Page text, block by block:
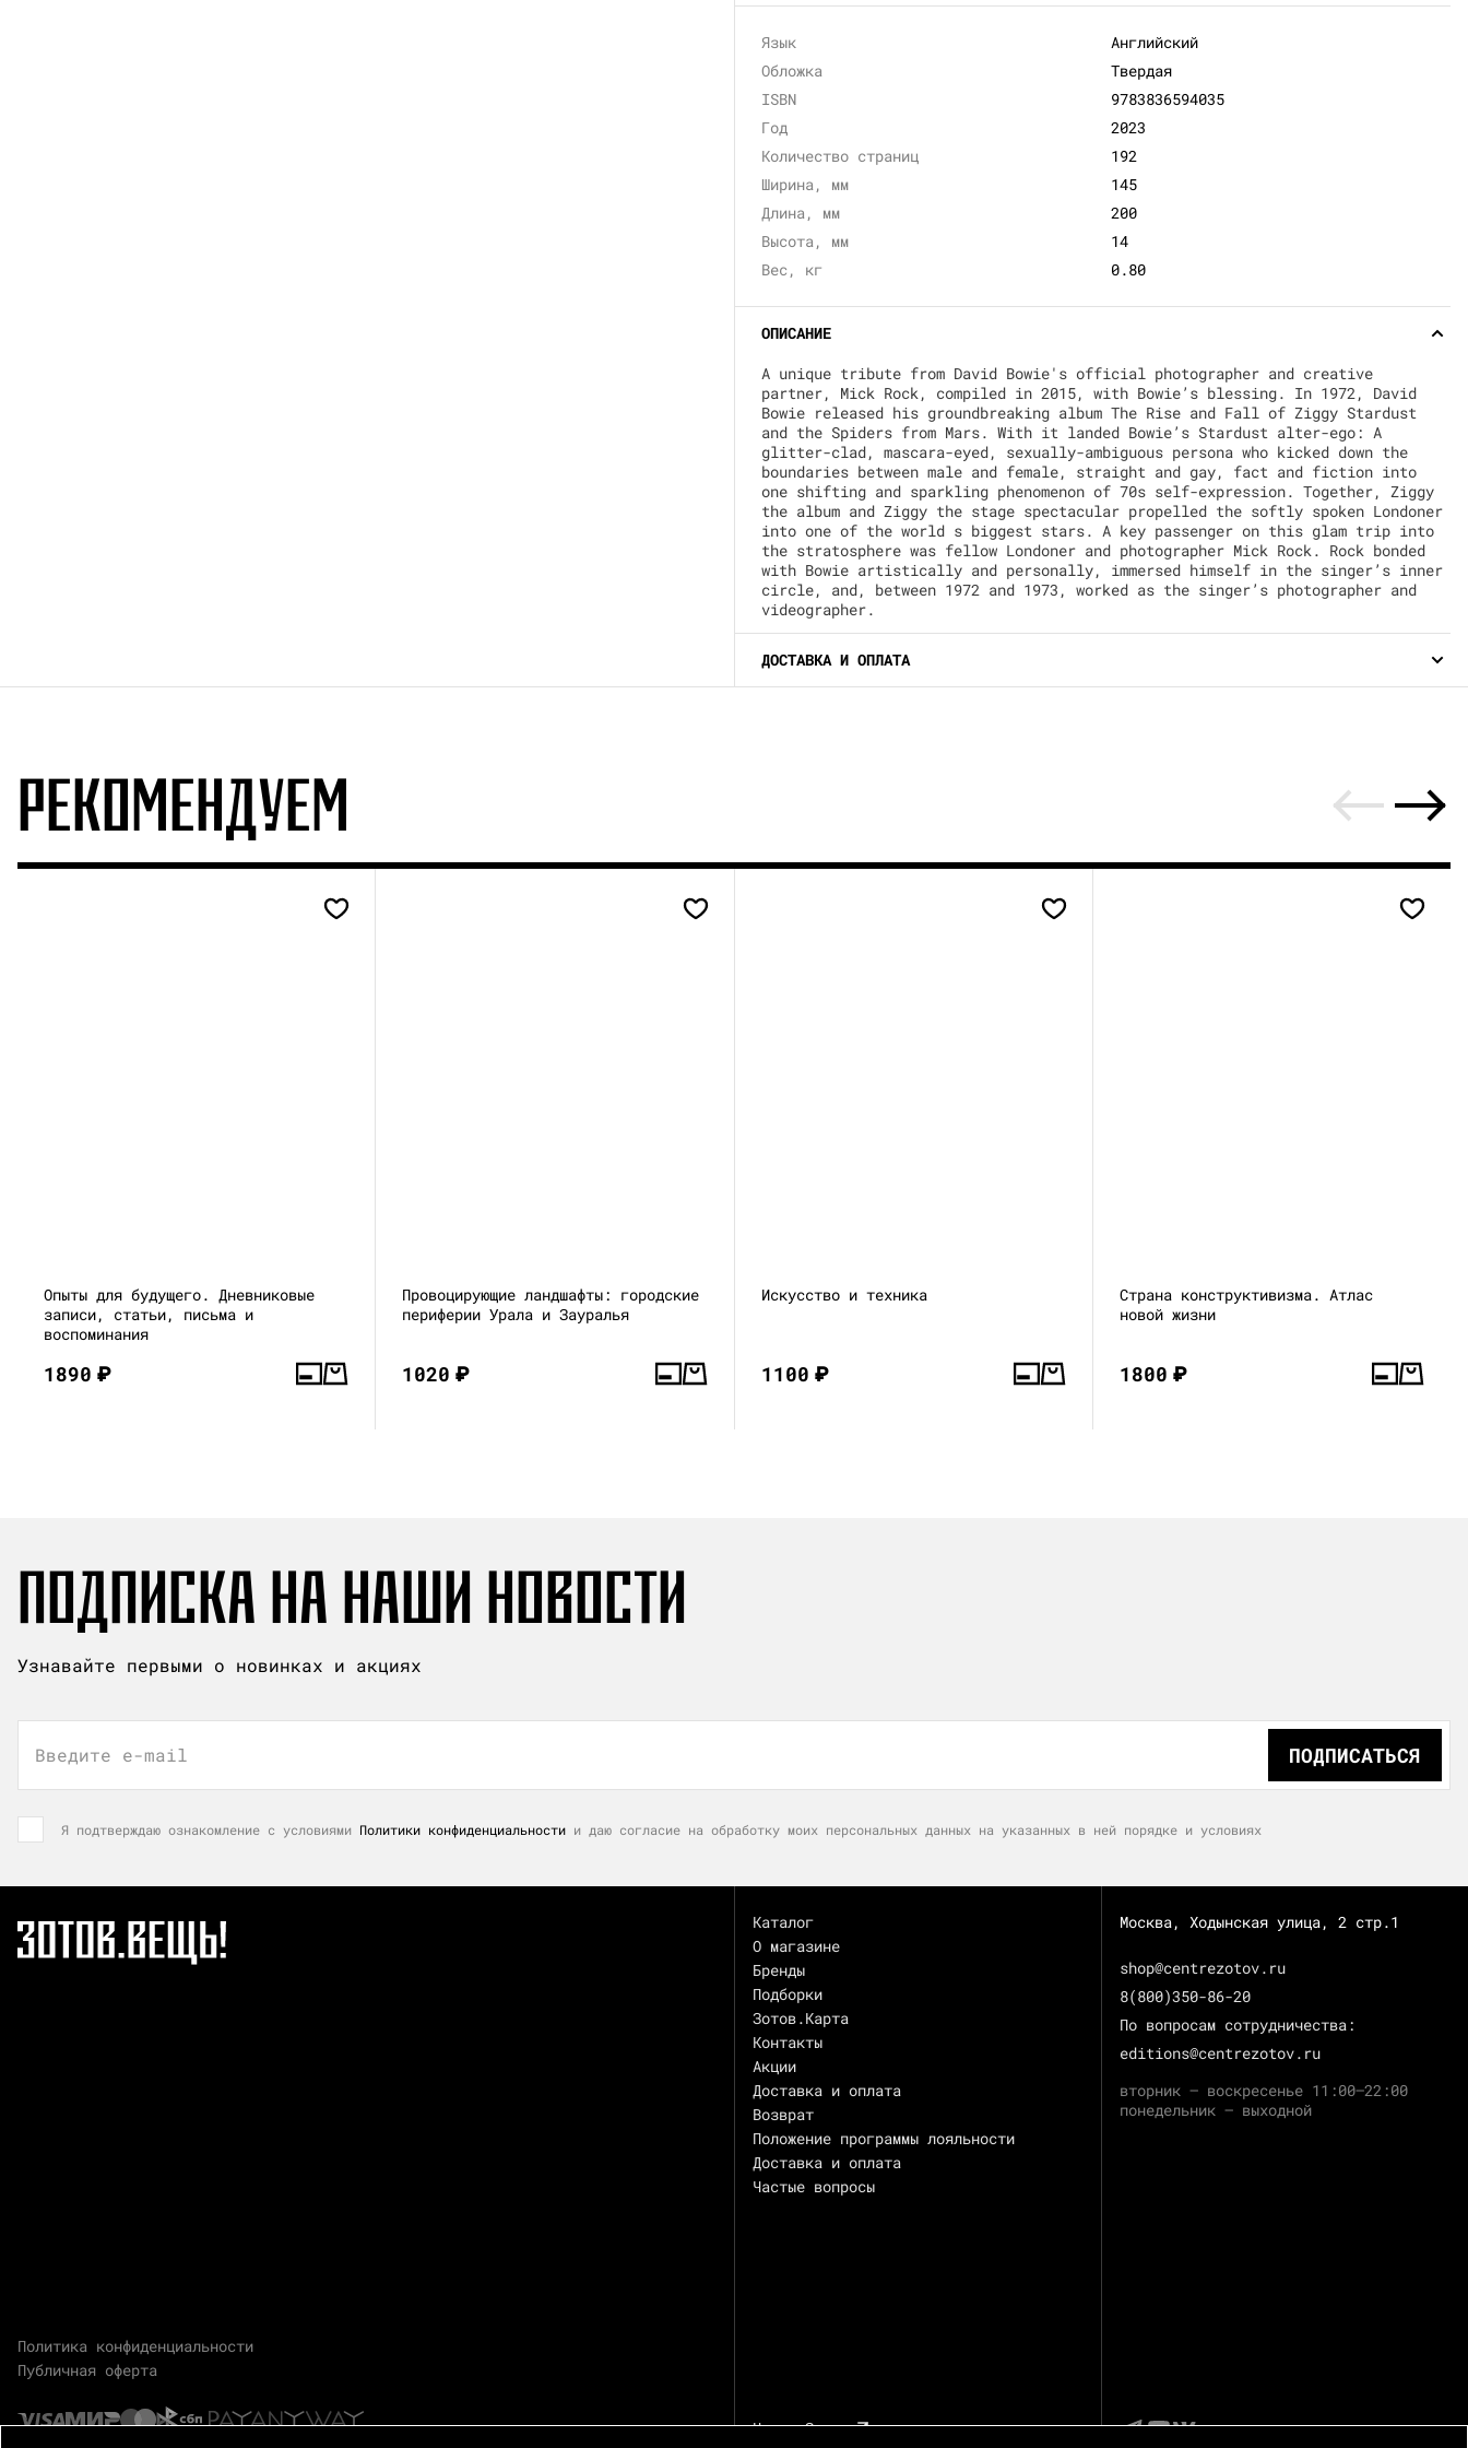
Язык
Английский
Обложка
Твердая
ISBN
9783836594035
Год
2023
Количество страниц
192
Ширина, мм
145
Длина, мм
200
Высота, мм
14
Вес, кг
0.80
ОПИСАНИЕ
A unique tribute from David Bowie's official photographer and creative
partner, Mick Rock, compiled in 2015, with Bowie’s blessing. In 1972, David
Bowie released his groundbreaking album The Rise and Fall of Ziggy Stardust
and the Spiders from Mars. With it landed Bowie’s Stardust alter-ego: A
glitter-clad, mascara-eyed, sexually-ambiguous persona who kicked down the
boundaries between male and female, straight and gay, fact and fiction into
one shifting and sparkling phenomenon of 70s self-expression. Together, Ziggy
the album and Ziggy the stage spectacular propelled the softly spoken Londoner
into one of the world s biggest stars. A key passenger on this glam trip into
the stratosphere was fellow Londoner and photographer Mick Rock. Rock bonded
with Bowie artistically and personally, immersed himself in the singer’s inner
circle, and, between 1972 and 1973, worked as the singer’s photographer and
videographer.
ДОСТАВКА И ОПЛАТА
РЕКОМЕНДУЕМ
Опыты для будущего. Дневниковые
записи, статьи, письма и
воспоминания
1890₽
Провоцирующие ландшафты: городские
периферии Урала и Зауралья
1020₽
Искусство и техника
1100₽
Страна конструктивизма. Атлас
новой жизни
1800₽
ПОДПИСКА НА НАШИ НОВОСТИ
Узнавайте первыми о новинках и акциях
Введите e-mail ПОДПИСАТЬСЯ
Я подтверждаю ознакомление с условиями Политики конфиденциальности и даю согласие на обработку моих персональных данных на указанных в ней порядке и условиях
Политика конфиденциальности
Публичная оферта
Каталог
О магазине
Бренды
Подборки
Зотов.Карта
Контакты
Акции
Доставка и оплата
Возврат
Положение программы лояльности
Доставка и оплата
Частые вопросы
Центр Зотов
Москва, Ходынская улица, 2 стр.1
shop@centrezotov.ru
8(800)350-86-20
По вопросам сотрудничества:
editions@centrezotov.ru
вторник — воскресенье 11:00–22:00
понедельник — выходной